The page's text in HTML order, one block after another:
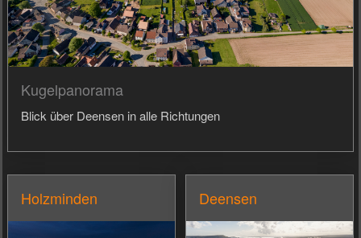
Kugelpanorama
Blick über Deensen in alle Richtungen
Holzminden Deensen